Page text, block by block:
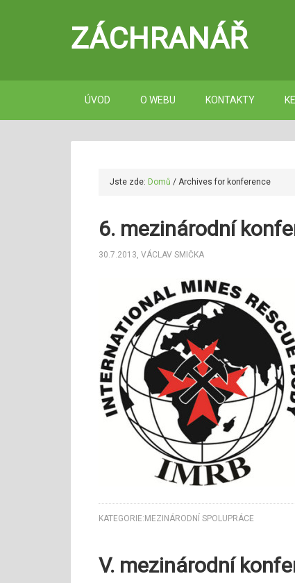
ZÁCHRANÁŘ
ÚVOD O WEBU KONTAKTY
Jste zde: Domů / Archives for konference
6. mezinárodní
30.7.2013, VÁCLAV SMIČKA
KATEGORIE: MEZINÁRODNÍ SPOLUPRÁCE
V. mezinárodní